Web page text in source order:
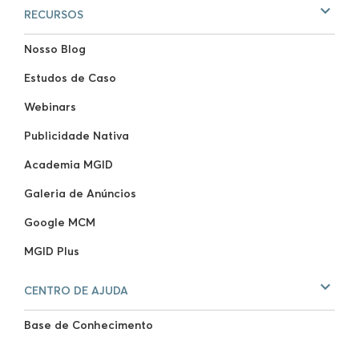
RECURSOS
Nosso Blog
Estudos de Caso
Webinars
Publicidade Nativa
Academia MGID
Galeria de Anúncios
Google MCM
MGID Plus
CENTRO DE AJUDA
Base de Conhecimento